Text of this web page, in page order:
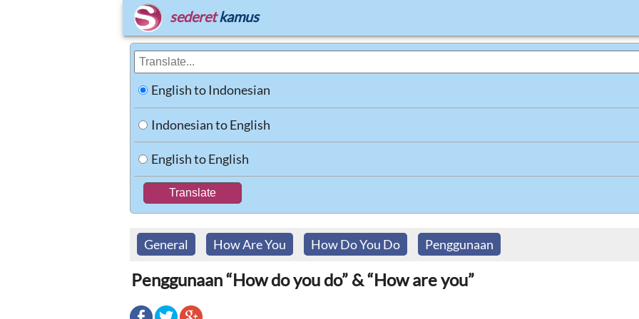
sederet kamus
English to Indonesian
Indonesian to English
English to English
General How Are You How Do You Do Penggunaan
Penggunaan “How do you do” & “How are you”